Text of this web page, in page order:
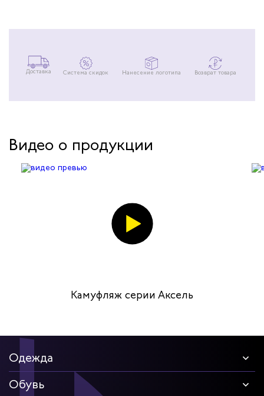
Доставка Система скидок Нанесение логотипа Возврат товара
Видео о продукции
Камуфляж серии Аксель
Одежда
Обувь